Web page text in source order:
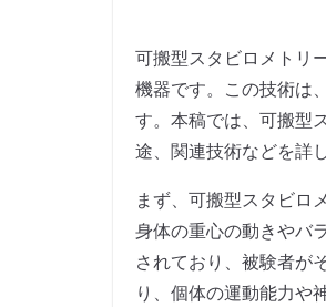
可搬型スタビロメトリ
機器です。この技術は
す。本稿では、可搬型
途、関連技術などを詳
まず、可搬型スタビロ
身体の重心の動きやバ
されており、被験者が
り、個体の運動能力や